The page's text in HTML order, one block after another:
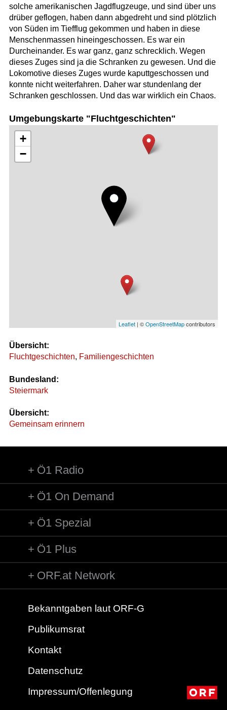
solche amerikanischen Jagdflugzeuge, und sind über uns
drüber geflogen, haben dann abgedreht und sind plötzlich
von Süden im Tiefflug gekommen und haben in diese
Menschenmassen hineingeschossen. Es war ein
Durcheinander. Es war ganz, ganz schrecklich. Wegen
dieses Zuges sind ja die Schranken zu gewesen. Und die
Lokomotive dieses Zuges wurde kaputtgeschossen und
konnte nicht weiterfahren. Daher war stundenlang der
Schranken geschlossen. Und das war wirklich ein Chaos.
Umgebungskarte "Fluchtgeschichten"
+
−
Leaflet | ©OpenStreetMapcontributors
Übersicht:
Fluchtgeschichten, Familiengeschichten
Bundesland:
Steiermark
Übersicht:
Gemeinsam erinnern
Ö1 Radio
Ö1 On Demand
Ö1 Spezial
Ö1 Plus
ORF.at Network
Bekanntgaben laut ORF-G
Publikumsrat
Kontakt
Datenschutz
Impressum/Offenlegung